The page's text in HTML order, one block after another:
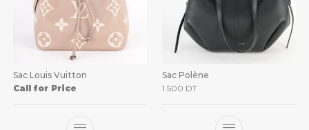
Sac Louis Vuitton
Call for Price
Sac Polène
1 500 DT